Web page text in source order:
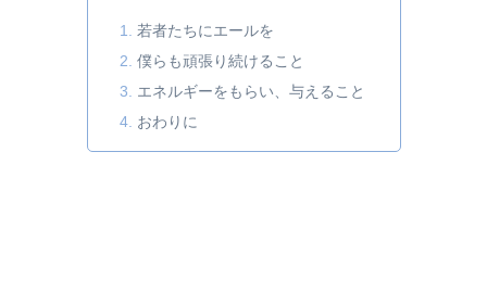
若者たちにエールを
僕らも頑張り続けること
エネルギーをもらい、与えること
おわりに